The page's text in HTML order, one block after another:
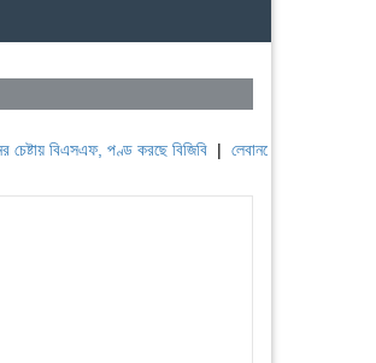
পণ্ড করছে বিজিবি| লেবাননের ঐতিহাসিক বউফোর্ট দুর্গ